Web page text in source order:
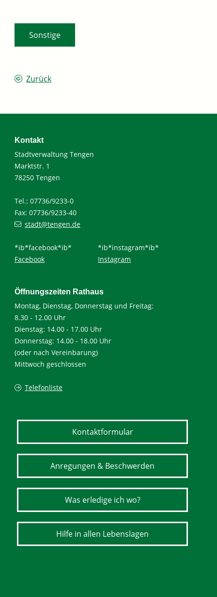
Sonstige
Zurück
Kontakt
Stadtverwaltung Tengen
Marktstr. 1
78250 Tengen
Tel.: 07736/9233-0
Fax: 07736/9233-40
stadt@tengen.de
*ib*facebook*ib*
Facebook
*ib*instagram*ib*
Instagram
Öffnungszeiten Rathaus
Montag, Dienstag, Donnerstag und Freitag:
8.30 - 12.00 Uhr
Dienstag: 14.00 - 17.00 Uhr
Donnerstag: 14.00 - 18.00 Uhr
(oder nach Vereinbarung)
Mittwoch geschlossen
Telefonliste
Kontaktformular
Anregungen & Beschwerden
Was erledige ich wo?
Hilfe in allen Lebenslagen